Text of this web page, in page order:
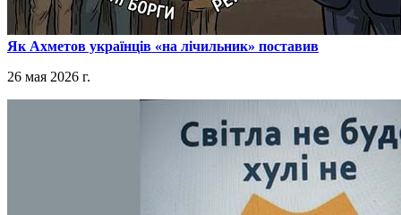
​Як Ахметов українців «на лічильник» поставив
26 мая 2026 г.